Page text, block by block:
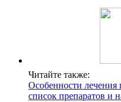
Читайте также:
Особенности лечения
список препаратов и